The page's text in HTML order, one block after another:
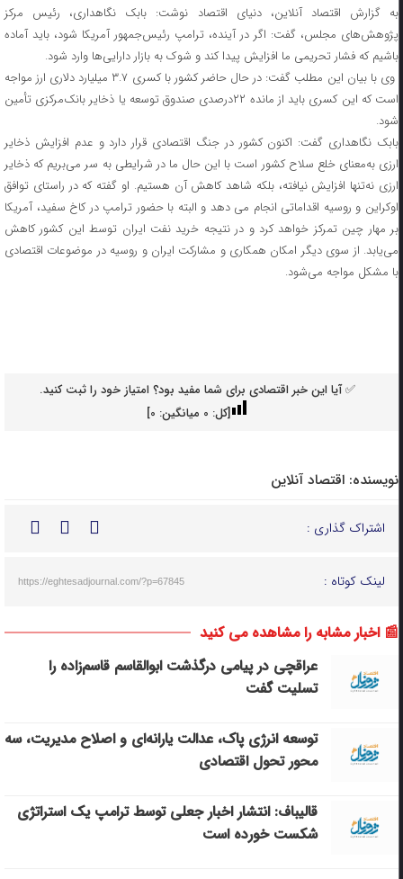
به گزارش اقتصاد آنلاین، دنیای اقتصاد نوشت: بابک نگاهداری، رئیس مرکز
پژوهش‌های مجلس، گفت: اگر در آینده، ترامپ رئیس‌جمهور آمریکا شود، باید آماده
باشیم که فشار تحریمی ما افزایش پیدا کند و شوک به بازار دارایی‌ها وارد شود.
وی با بیان این مطلب گفت: در حال حاضر کشور با کسری ۳.۷ میلیارد دلاری ارز مواجه
است که این کسری باید از مانده ۲۲درصدی صندوق توسعه یا ذخایر بانک‌مرکزی تأمین
شود.
بابک نگاهداری گفت: اکنون کشور در جنگ اقتصادی قرار دارد و عدم افزایش ذخایر
ارزی به‌معنای خلع سلاح کشور است با این حال ما در شرایطی به سر می‌بریم که ذخایر
ارزی نه‌تنها افزایش نیافته، بلکه شاهد کاهش آن هستیم. او گفته که در راستای توافق
اوکراین و روسیه اقداماتی انجام می دهد و البته با حضور ترامپ در کاخ سفید، آمریکا
بر مهار چین تمرکز خواهد کرد و در نتیجه خرید نفت ایران توسط این کشور کاهش
می‌یابد. از سوی دیگر امکان همکاری و مشارکت ایران و روسیه در موضوعات اقتصادی
با مشکل مواجه می‌شود.
✅ آیا این خبر اقتصادی برای شما مفید بود؟ امتیاز خود را ثبت کنید.
[کل: 0میانگین: 0
]
نویسنده: اقتصاد آنلاین
اشتراک گذاری :
لینک کوتاه : https://eghtesadjournal.com/?p=67845
📰 اخبار مشابه را مشاهده می کنید
عراقچی در پیامی درگذشت ابوالقاسم قاسم‌زاده را
تسلیت گفت
توسعه انرژی پاک، عدالت یارانه‌ای و اصلاح مدیریت، سه
محور تحول اقتصادی
قالیباف: انتشار اخبار جعلی توسط ترامپ یک استراتژی
شکست خورده است